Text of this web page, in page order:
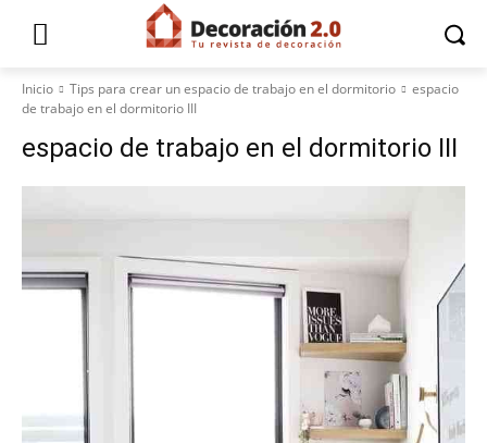
Inicio Tips para crear un espacio de trabajo en el dormitorio
espacio
de trabajo en el dormitorio III
espacio de trabajo en el dormitorio III